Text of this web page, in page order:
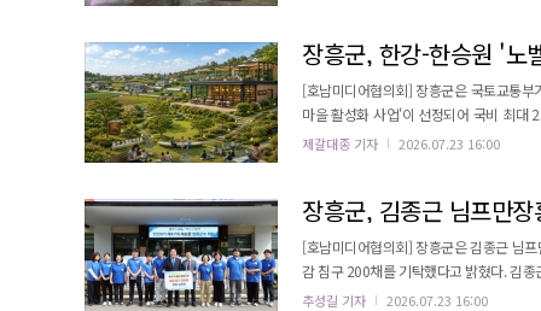
장흥군, 한강-한승원 '노
[호남미디어협의회] 장흥군은 국토교통
마을 활성화 사업'이 선정되어 국비 최대 25억 원을 확보했다고 밝
작가와 2024년 노벨문학상을 수상한 한
제갈대종 기자 2026.07.23 16:00
장흥군, 김종근 님프만
[호남미디어협의회] 장흥군은 김종근 님
감 침구 200채를 기탁했다고 밝혔다. 김종근 대표는 지난 20년간 지역사회를 위한 꾸준한 나눔 활동을 이어온 장흥군
의 대표적인 후원자로 알려졌다. 김 대표는 이번 기부에 대해 “작은 나눔이지만 이웃들이 건강하게 여름을 보내는 데
추성길 기자 2026.07.23 16:00